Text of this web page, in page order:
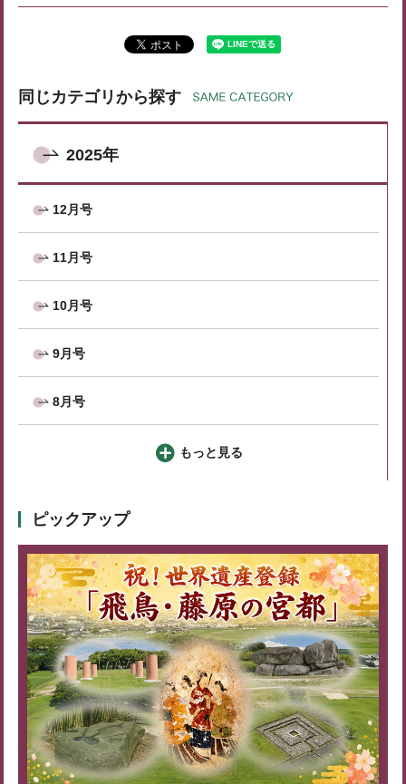
同じカテゴリから探す
2025年
12月号
11月号
10月号
9月号
8月号
もっと見る
ピックアップ